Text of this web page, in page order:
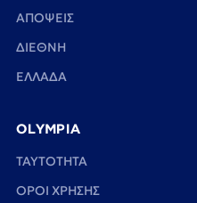
ΑΠΟΨΕΙΣ
ΔΙΕΘΝΗ
ΕΛΛΑΔΑ
OLYMPIA
TAYTOTHTA
ΟΡΟΙ ΧΡΗΣΗΣ